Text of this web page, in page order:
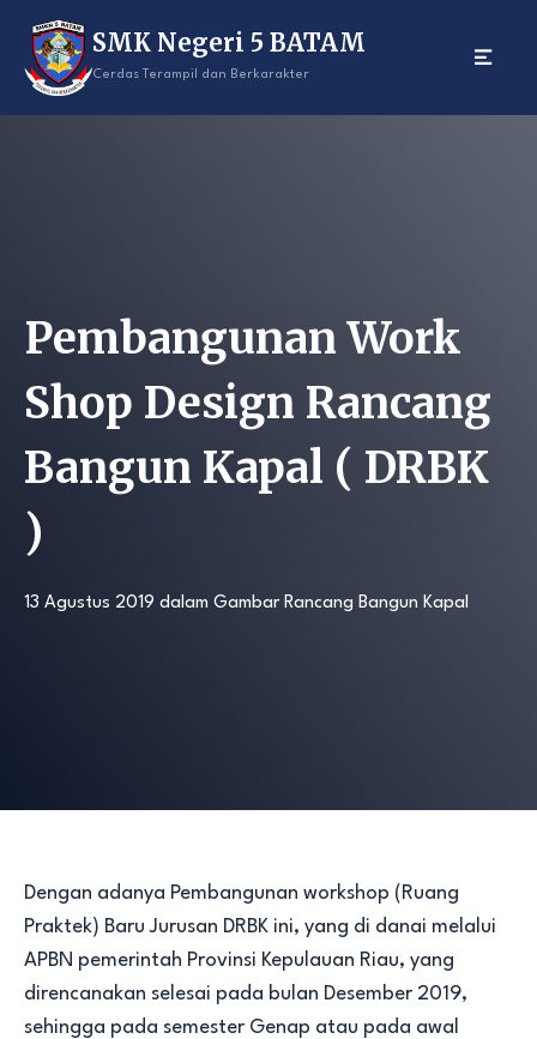
content
SMK Negeri 5 BATAM
Cerdas Terampil dan Berkarakter
Pembangunan Work
Shop Design Rancang
Bangun Kapal ( DRBK
)
13 Agustus 2019 dalam Gambar Rancang Bangun Kapal
Dengan adanya Pembangunan workshop (Ruang
Praktek) Baru Jurusan DRBK ini, yang di danai melalui
APBN pemerintah Provinsi Kepulauan Riau, yang
direncanakan selesai pada bulan Desember 2019,
sehingga pada semester Genap atau pada awal